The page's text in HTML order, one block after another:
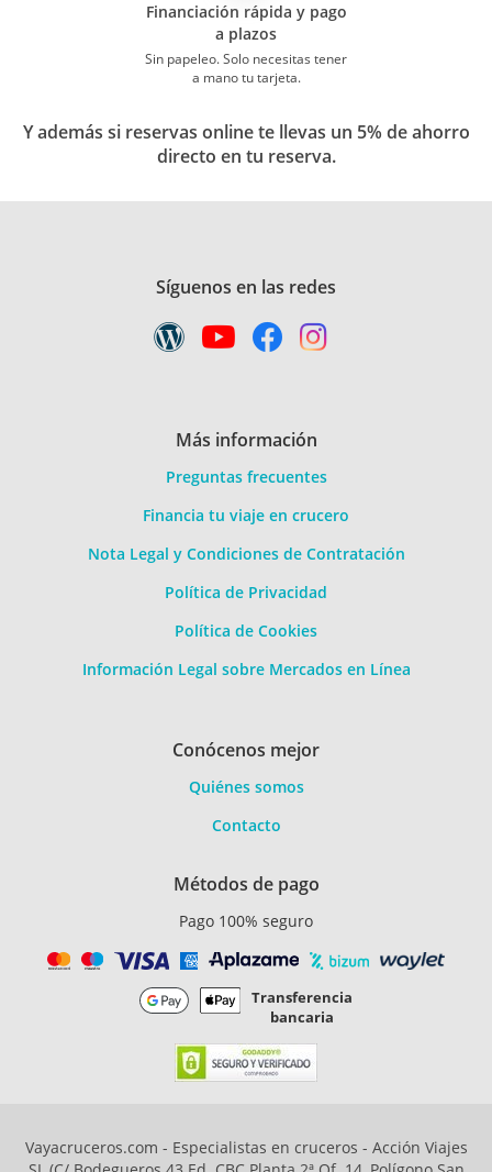
Financiación rápida y pago
a plazos
Sin papeleo. Solo necesitas tener
a mano tu tarjeta.
Y además si reservas online te llevas un 5% de ahorro
directo en tu reserva.
Síguenos en las redes
Más información
Preguntas frecuentes
Financia tu viaje en crucero
Nota Legal y Condiciones de Contratación
Política de Privacidad
Política de Cookies
Información Legal sobre Mercados en Línea
Conócenos mejor
Quiénes somos
Contacto
Métodos de pago
Pago 100% seguro
Transferencia
bancaria
Vayacruceros.com - Especialistas en cruceros - Acción Viajes